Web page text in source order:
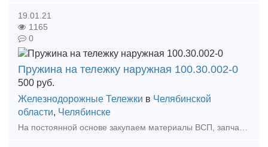
19.01.21
1165
0
Пружина на тележку наружная 100.30.002-0
500 руб.
Железнодорожные Тележки в Челябинской
области, Челябинске
На постоянной основе закупаем материалы ВСП, запчасти для грузовых вагонов и тепловозов Пружина на тележку наружная 100.30.002-0 Пружина на тележку